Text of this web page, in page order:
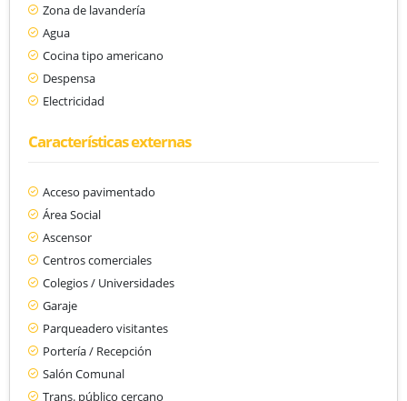
Zona de lavandería
Agua
Cocina tipo americano
Despensa
Electricidad
Características externas
Acceso pavimentado
Área Social
Ascensor
Centros comerciales
Colegios / Universidades
Garaje
Parqueadero visitantes
Portería / Recepción
Salón Comunal
Trans. público cercano